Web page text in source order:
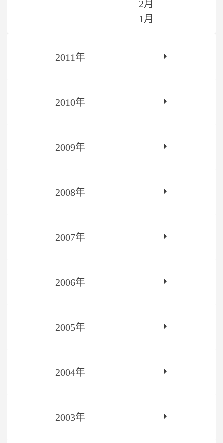
2月
1月
2011年
2010年
2009年
2008年
2007年
2006年
2005年
2004年
2003年